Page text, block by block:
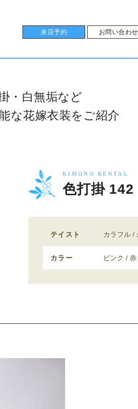
来店予約 お問い合わせ
・白無垢など
な花嫁衣装をご紹介
KIMONO RENTAL
色打掛 142
テイスト カラフル
カラー ピンク 赤